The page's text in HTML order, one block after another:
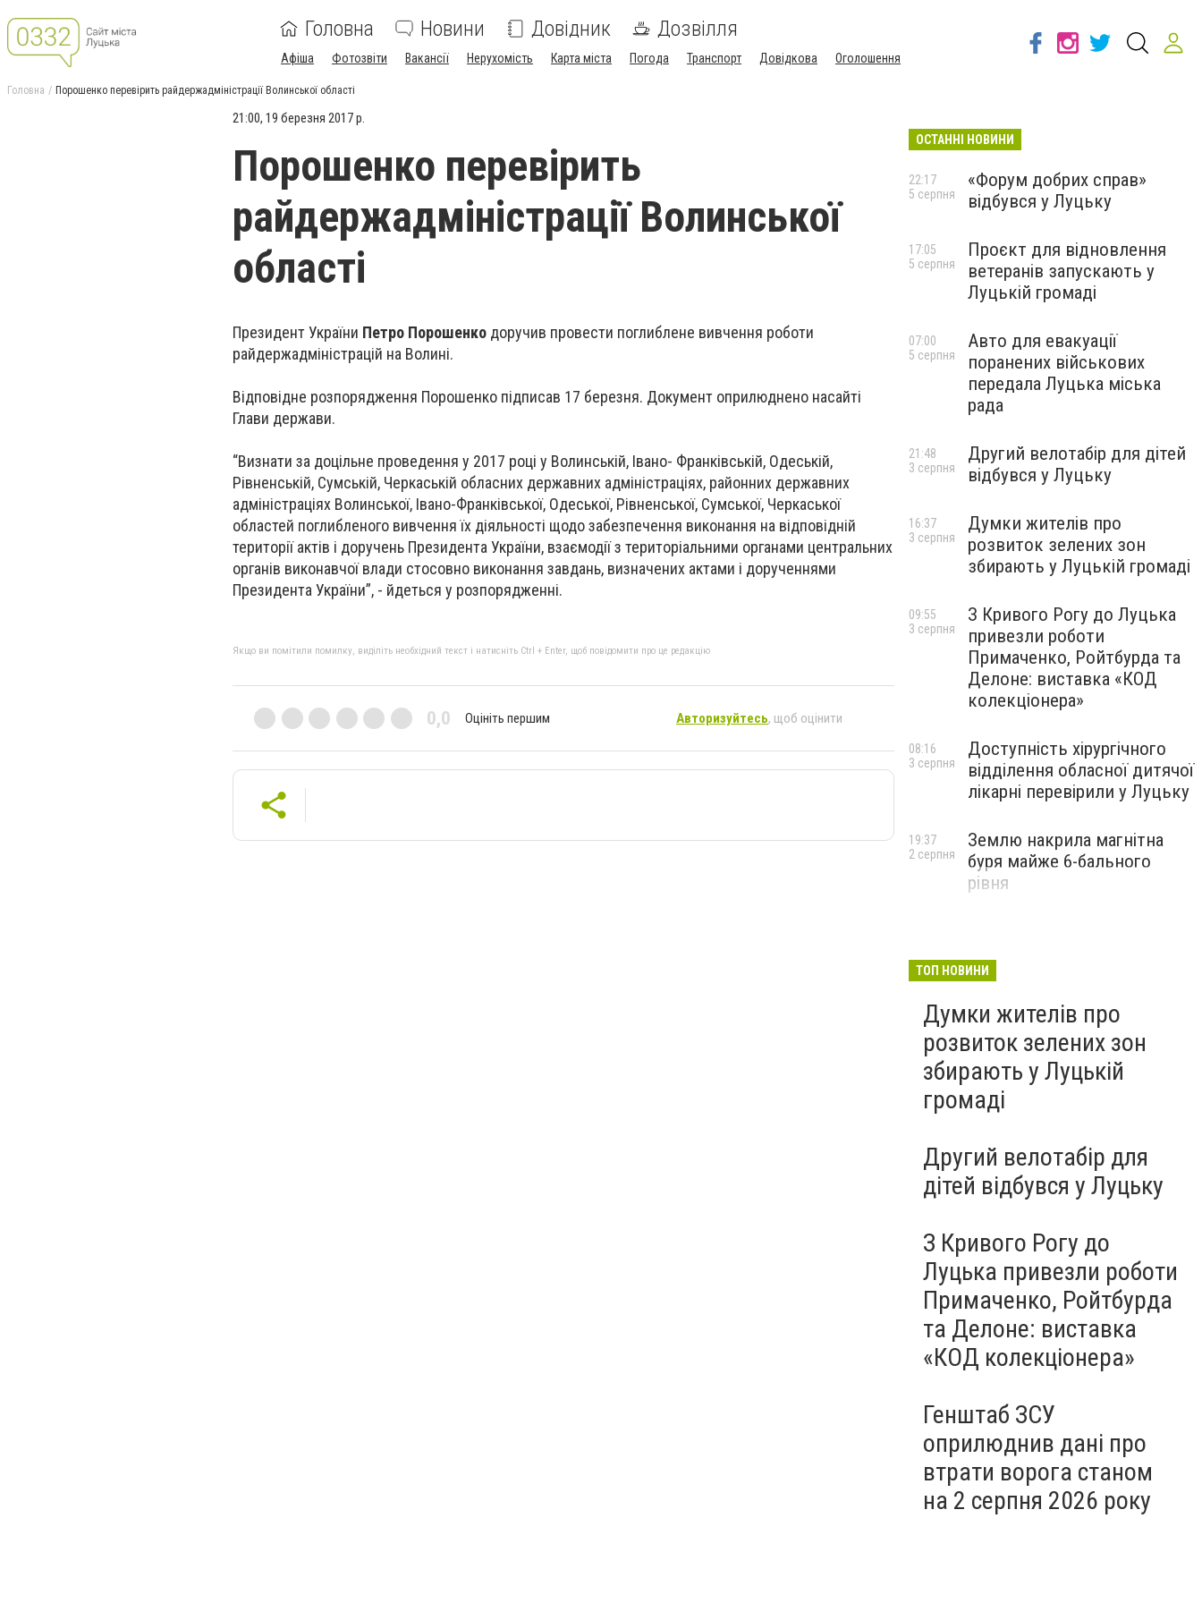
Головна Новини Довідник Дозвілля
Афіша Фотозвіти Вакансії Нерухомість Карта міста Погода Транспорт Довідкова Оголошення
Головна Порошенко перевірить райдержадміністрації Волинської області
21:00, 19 березня 2017 р.
Порошенко перевірить
райдержадміністрації Волинської
області
Президент України Петро Порошенко доручив провести поглиблене вивчення роботи
райдержадміністрацій на Волині.
Відповідне розпорядження Порошенко підписав 17 березня. Документ оприлюднено насайті
Глави держави.
“Визнати за доцільне проведення у 2017 році у Волинській, Івано- Франківській, Одеській,
Рівненській, Сумській, Черкаській обласних державних адміністраціях, районних державних
адміністраціях Волинської, Івано-Франківської, Одеської, Рівненської, Сумської, Черкаської
областей поглибленого вивчення їх діяльності щодо забезпечення виконання на відповідній
території актів і доручень Президента України, взаємодії з територіальними органами центральних
органів виконавчої влади стосовно виконання завдань, визначених актами і дорученнями
Президента України”, - йдеться у розпорядженні.
Якщо ви помітили помилку, виділіть необхідний текст і натисніть Ctrl + Enter, щоб повідомити про це редакцію
0,0 Оцініть першим Авторизуйтесь, щоб оцінити
ОСТАННІ НОВИНИ
«Форум добрих справ»
відбувся у Луцьку
22:17
5 серпня
Проєкт для відновлення
ветеранів запускають у
Луцькій громаді
17:05
5 серпня
Авто для евакуації
поранених військових
передала Луцька міська
рада
07:00
5 серпня
Другий велотабір для дітей
відбувся у Луцьку
21:48
3 серпня
Думки жителів про
розвиток зелених зон
збирають у Луцькій громаді
16:37
3 серпня
З Кривого Рогу до Луцька
привезли роботи
Примаченко, Ройтбурда та
Делоне: виставка «КОД
колекціонера»
09:55
3 серпня
Доступність хірургічного
відділення обласної дитячої
лікарні перевірили у Луцьку
08:16
3 серпня
Землю накрила магнітна
буря майже 6-бального
рівня
19:37
2 серпня
ТОП НОВИНИ
Думки жителів про
розвиток зелених зон
збирають у Луцькій
громаді
Другий велотабір для
дітей відбувся у Луцьку
З Кривого Рогу до
Луцька привезли роботи
Примаченко, Ройтбурда
та Делоне: виставка
«КОД колекціонера»
Генштаб ЗСУ
оприлюднив дані про
втрати ворога станом
на 2 серпня 2026 року